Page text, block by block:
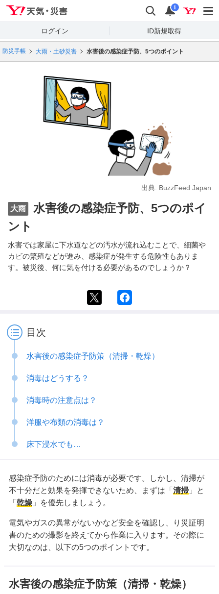
検索 通知
i
ログイン ID新規取得
防災手帳 大雨・土砂災害 水害後の感染症予防、5つのポイント
大雨
水害後の感染症予防、5つのポイ
ント
水害では家屋に下水道などの汚水が流れ込むことで、細菌や
カビの繁殖などが進み、感染症が発生する危険性もありま
す。被災後、何に気を付ける必要があるのでしょうか？
出典: BuzzFeed Japan
目次
水害後の感染症予防策（清掃・乾燥）
消毒はどうする？
消毒時の注意点は？
洋服や布類の消毒は？
床下浸水でも…
感染症予防のためには消毒が必要です。しかし、清掃が
不十分だと効果を発揮できないため、まずは「 清掃 」と
「 乾燥 」を優先しましょう。
電気やガスの異常がないかなど安全を確認し、り災証明
書のための撮影を終えてから作業に入ります。その際に
大切なのは、以下の5つのポイントです。
水害後の感染症予防策（清掃・乾燥）